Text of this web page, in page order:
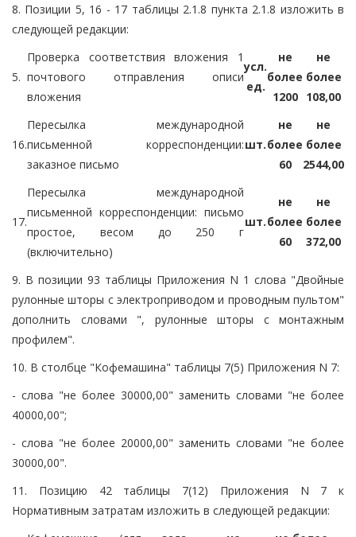
8. Позиции 5, 16 - 17 таблицы 2.1.8 пункта 2.1.8 изложить в
следующей редакции:
5.
Проверка соответствия вложения 1
почтового отправления описи
вложения
усл.
ед.
не
более
1200
не
более
108,00
16.
Пересылка международной
письменной корреспонденции:
заказное письмо
шт.
не
более
60
не
более
2544,00
17.
Пересылка международной
письменной корреспонденции: письмо
простое, весом до 250 г
(включительно)
шт.
не
более
60
не
более
372,00
9. В позиции 93 таблицы Приложения N 1 слова "Двойные
рулонные шторы с электроприводом и проводным пультом"
дополнить словами ", рулонные шторы с монтажным
профилем".
10. В столбце "Кофемашина" таблицы 7(5) Приложения N 7:
- слова "не более 30000,00" заменить словами "не более
40000,00";
- слова "не более 20000,00" заменить словами "не более
30000,00".
11. Позицию 42 таблицы 7(12) Приложения N 7 к
Нормативным затратам изложить в следующей редакции: